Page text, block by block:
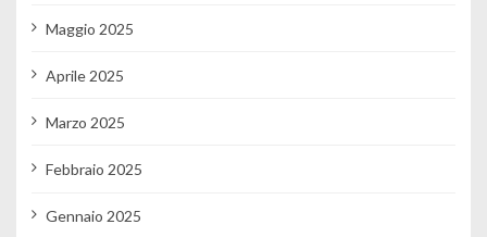
Maggio 2025
Aprile 2025
Marzo 2025
Febbraio 2025
Gennaio 2025